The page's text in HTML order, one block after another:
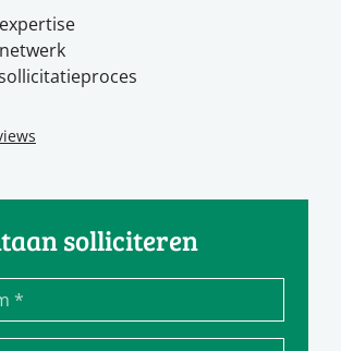
solliciteren